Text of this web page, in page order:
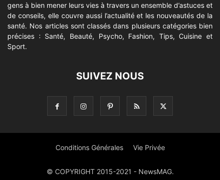
gens à bien mener leurs vies à travers un ensemble d’astuces et
de conseils, elle couvre aussi l’actualité et les nouveautés de la
santé. Nos articles sont classés dans plusieurs catégories bien
précises : Santé, Beauté, Psycho, Fashion, Tips, Cuisine et
Sport.
SUIVEZ NOUS
Conditions Générales Vie Privée
© COPYRIGHT 2015-2021 - NewsMAG.